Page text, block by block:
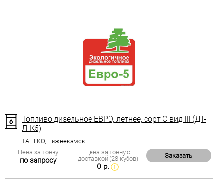
Топливо дизельное ЕВРО, летнее, сорт С вид III (ДТ-
Л-К5)
ТАНЕКО, Нижнекамск
Цена за тонну
по запросу
Цена за тонну с
доставкой (28 кубов)
0 р.
Заказать